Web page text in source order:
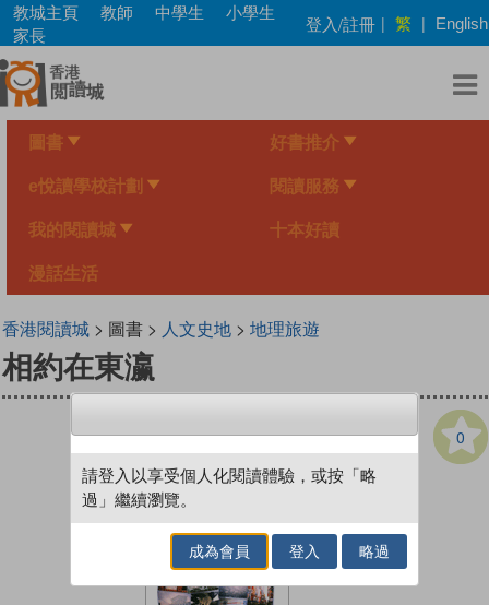
Skip
main
content
教城主頁 教師 中學生
小學生
家長
登入/註冊 | 繁 | English
圖書 好書推介
e悅讀學校計劃 閱讀服務
我的閱讀城 十本好讀
漫話生活
香港閱讀城> 圖書 > 人文史地> 地理旅遊
相約在東瀛
0
請登入以享受個人化閱讀體驗，或按「略
過」繼續瀏覽。
成為會員 登入 略過